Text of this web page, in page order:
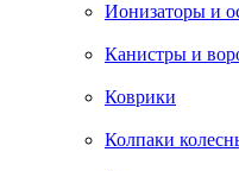
Ионизаторы и
Канистры и
Коврики
Колпаки